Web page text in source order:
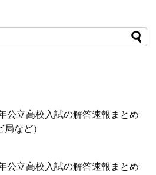
公立高校入試の解答速報まとめ
局など）
公立高校入試の解答速報まとめ